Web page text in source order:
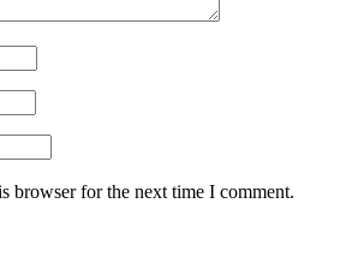
browser for the next time I comment.